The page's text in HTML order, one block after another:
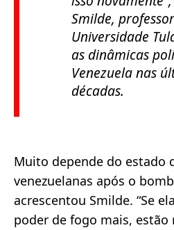
Smilde,
Universidade
as dinâmicas
Venezuela nas
décadas.
Muito depende do estado
venezuelanas após o
acrescentou Smilde. “Se
poder de fogo mais, estão